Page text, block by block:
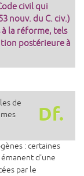
civil qui
nouv. du C. civ.)
la réforme, tels
postérieure à
Df.
de
: certaines
émanent d'une
par le